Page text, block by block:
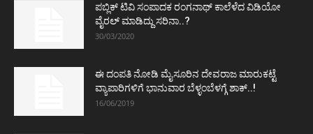
ಪಬ್ಲಿಕ್ ಟಿವಿ ಸಂಪಾದಕ ರಂಗನಾಥ್ ಕಾಲೆಳೆದ ವಿಡಿಯೋ
ವೈರಲ್ ಮಾಡಿದ್ದು ಸರಿನಾ..?
30/03/2020
ಈ ದಂಪತಿ ನೋಡಿ ಮೈಸೂರಿನ ದೇವರಾಜ ಮಾರುಕಟ್ಟೆ
ವ್ಯಾಪಾರಿಗಳಿಗೆ ಭಾನುವಾರ ಬೆಳ್ಳಂಬೆಳಗ್ಗೆ ಶಾಕ್..!
16/06/2019